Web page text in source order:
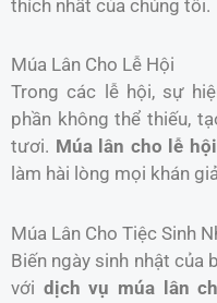
thích nhất của chúng tôi.
Múa Lân Cho Lễ Hội
Trong các lễ hội, sự
phần không thể thiếu,
tươi. Múa lân cho lễ hội
làm hài lòng mọi khán
Múa Lân Cho Tiệc Sinh
Biến ngày sinh nhật của
với dịch vụ múa lân